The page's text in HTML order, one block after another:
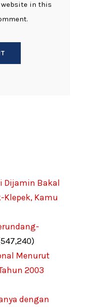
website in this
Dijamin Bakal
Klepek, Kamu
Menurut
2003
dengan